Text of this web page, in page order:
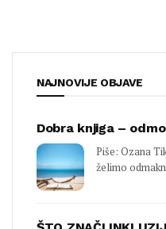
NAJNOVIJE OBJAVE
Dobra knjiga –
Piše: Ozana
želimo